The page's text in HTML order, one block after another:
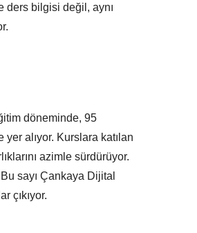
ders bilgisi değil, aynı
döneminde, 95
alıyor. Kurslara katılan
azimle sürdürüyor.
sayı Çankaya Dijital
çıkıyor.